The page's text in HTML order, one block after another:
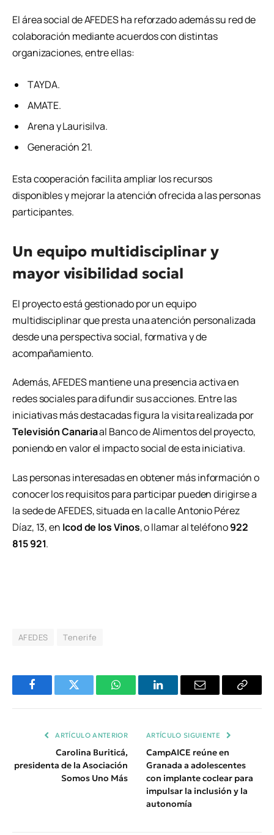
El área social de AFEDES ha reforzado además su red de
colaboración mediante acuerdos con distintas
organizaciones, entre ellas:
TAYDA.
AMATE.
Arena y Laurisilva.
Generación 21.
Esta cooperación facilita ampliar los recursos
disponibles y mejorar la atención ofrecida a las personas
participantes.
Un equipo multidisciplinar y
mayor visibilidad social
El proyecto está gestionado por un equipo
multidisciplinar que presta una atención personalizada
desde una perspectiva social, formativa y de
acompañamiento.
Además, AFEDES mantiene una presencia activa en
redes sociales para difundir sus acciones. Entre las
iniciativas más destacadas figura la visita realizada por
Televisión Canariaal Banco de Alimentos del proyecto,
poniendo en valor el impacto social de esta iniciativa.
Las personas interesadas en obtener más información o
conocer los requisitos para participar pueden dirigirse a
la sede de AFEDES, situada en la calle Antonio Pérez
Díaz, 13, en Icod de los Vinos, o llamar al teléfono922
815 921.
AFEDES Tenerife
FacebookTwitter WhatsAppLinkedInEmail
Copiar
ARTÍCULO ANTERIOR
Carolina Buriticá,
presidenta de la Asociación
Somos Uno Más
ARTÍCULO SIGUIENTE
CampAICE reúne en
Granada a adolescentes
con implante coclear para
impulsar la inclusión y la
autonomía